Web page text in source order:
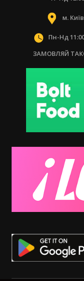
м.
Пн-Нд
ЗАМОВЛЯЙ